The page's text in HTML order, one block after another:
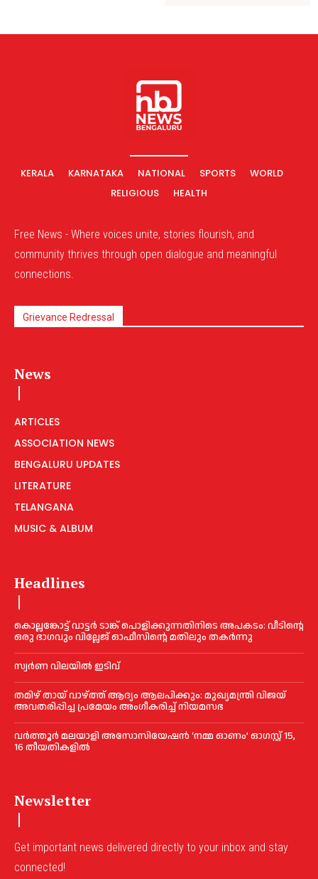
KERALA KARNATAKA NATIONAL SPORTS
WORLD
RELIGIOUS
HEALTH
Free News - Where voices unite, stories flourish, and
community thrives through open dialogue and meaningful
connections.
Grievance Redressal
News
ARTICLES
ASSOCIATION NEWS
BENGALURU UPDATES
LITERATURE
TELANGANA
MUSIC & ALBUM
Headlines
കൊല്ലങ്കോട്ട് വാട്ടര്‍ ടാങ്ക് പൊളിക്കുന്നതിനിടെ അപകടം: വീടിന്റെ
ഒരു ഭാഗവും വില്ലേജ് ഓഫീസിന്റെ മതിലും തകര്‍ന്നു
സ്വ‍‍ർണ വിലയില്‍ ഇടിവ്
തമിഴ് തായ് വാഴ്ത്ത് ആദ്യം ആലപിക്കും: മുഖ്യമന്ത്രി വിജയ്
അവതരിപ്പിച്ച പ്രമേയം അംഗീകരിച്ച്‌ നിയമസഭ
വർത്തൂർ മലയാളി അസോസിയേഷന്‍ ‘നമ്മ ഓണം’ ഓഗസ്റ്റ് 15,
16 തീയതികളിൽ
Newsletter
Get important news delivered directly to your inbox and stay
connected!